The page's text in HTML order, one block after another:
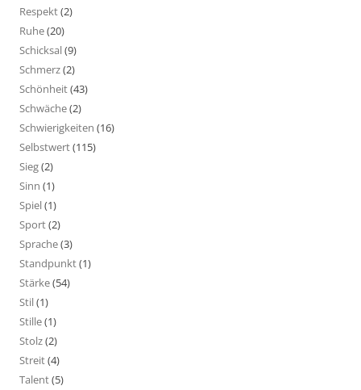
Respekt(2)
Ruhe(20)
Schicksal(9)
Schmerz(2)
Schönheit(43)
Schwäche(2)
Schwierigkeiten (16)
Selbstwert(115)
Sieg(2)
Sinn (1)
Spiel(1)
Sport(2)
Sprache(3)
Standpunkt(1)
Stärke(54)
Stil(1)
Stille(1)
Stolz(2)
Streit(4)
Talent(5)